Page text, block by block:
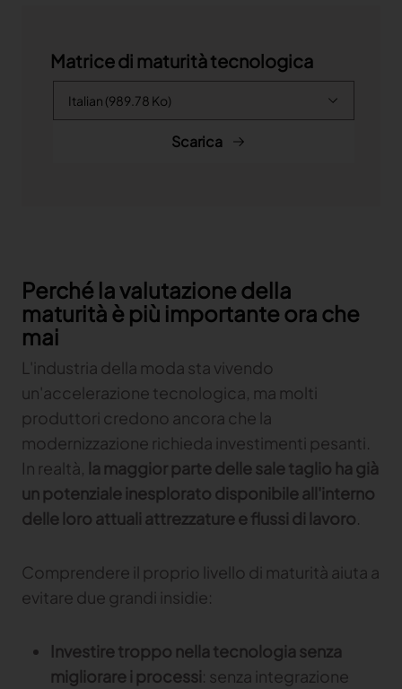
Matrice di maturità tecnologica
Scarica
Perché la valutazione della
maturità è più importante ora che
mai
L'industria della moda sta vivendo
un'accelerazione tecnologica, ma molti
produttori credono ancora che la
modernizzazione richieda investimenti pesanti.
In realtà, la maggior parte delle sale taglio ha già
un potenziale inesplorato disponibile all'interno
delle loro attuali attrezzature e flussi di lavoro.
Comprendere il proprio livello di maturità aiuta a
evitare due grandi insidie:
Investire troppo nella tecnologia senza
migliorare i processi: senza integrazione